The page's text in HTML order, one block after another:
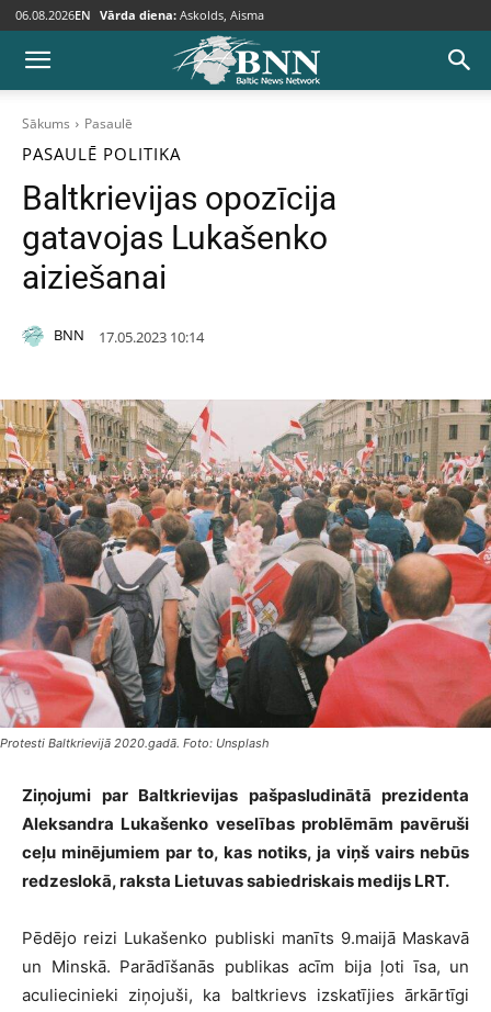
06.08.2026EN Vārda diena: Askolds, Aisma
Sākums Pasaulē
PASAULĒ POLITIKA
Baltkrievijas opozīcija
gatavojas Lukašenko
aiziešanai
BNN 17.05.2023 10:14
Protesti Baltkrievijā 2020.gadā. Foto: Unsplash
Ziņojumi par Baltkrievijas pašpasludinātā prezidenta
Aleksandra Lukašenko veselības problēmām pavēruši
ceļu minējumiem par to, kas notiks, ja viņš vairs nebūs
redzeslokā, raksta Lietuvas sabiedriskais medijs LRT.
Pēdējo reizi Lukašenko publiski manīts 9.maijā Maskavā
un Minskā. Parādīšanās publikas acīm bija ļoti īsa, un
aculiecinieki ziņojuši, ka baltkrievs izskatījies ārkārtīgi